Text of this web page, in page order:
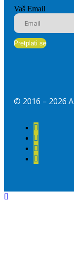
Vaš Email
© 2016 – 2026